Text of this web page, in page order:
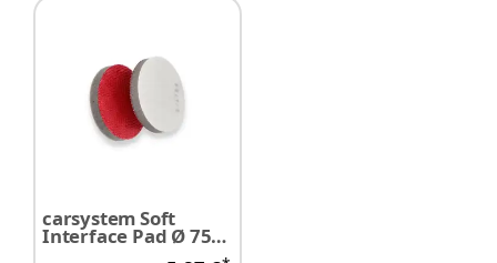
carsystem Soft
Interface Pad Ø 75